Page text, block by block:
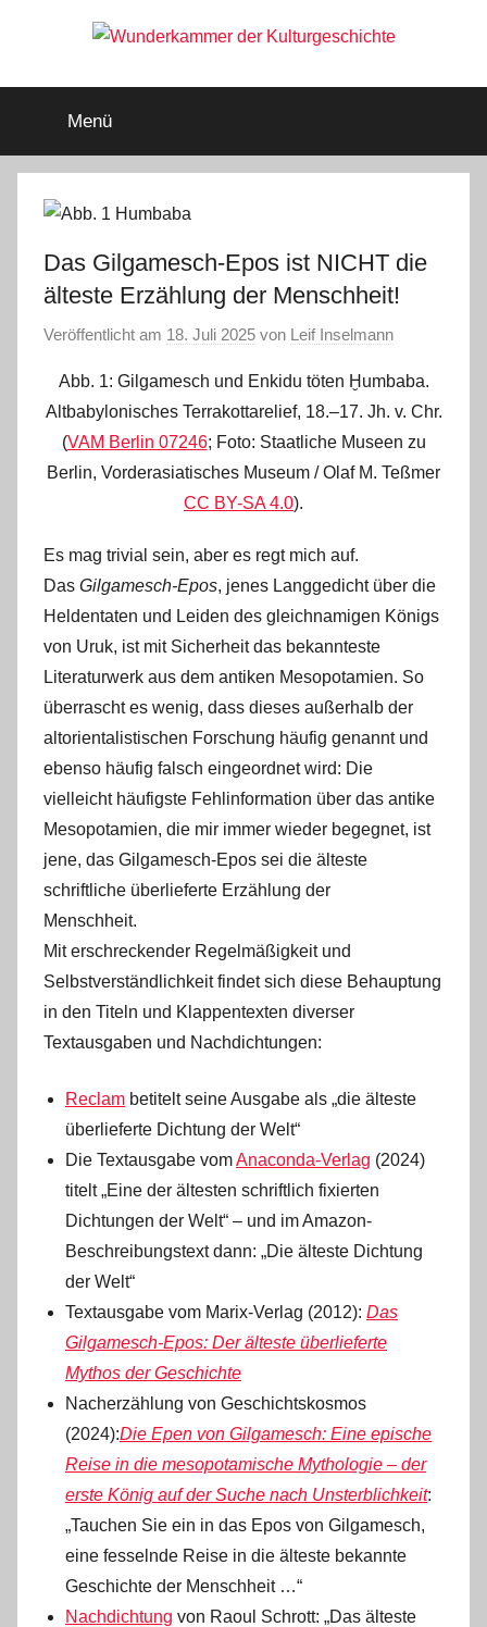
Wunderkammer
der
Kulturgeschichte
Geschichte
&
Archäologie
Menü
Das Gilgamesch-Epos ist NICHT die
älteste Erzählung der Menschheit!
Veröffentlicht am 18. Juli 2025 von Leif Inselmann
Abb. 1: Gilgamesch und Enkidu töten Ḫumbaba.
Altbabylonisches Terrakottarelief, 18.‒17. Jh. v. Chr.
(VAM Berlin 07246; Foto: Staatliche Museen zu
Berlin, Vorderasiatisches Museum / Olaf M. Teßmer
CC BY-SA 4.0).
Es mag trivial sein, aber es regt mich auf.
Das Gilgamesch-Epos, jenes Langgedicht über die
Heldentaten und Leiden des gleichnamigen Königs
von Uruk, ist mit Sicherheit das bekannteste
Literaturwerk aus dem antiken Mesopotamien. So
überrascht es wenig, dass dieses außerhalb der
altorientalistischen Forschung häufig genannt und
ebenso häufig falsch eingeordnet wird: Die
vielleicht häufigste Fehlinformation über das antike
Mesopotamien, die mir immer wieder begegnet, ist
jene, das Gilgamesch-Epos sei die älteste
schriftliche überlieferte Erzählung der
Menschheit.
Mit erschreckender Regelmäßigkeit und
Selbstverständlichkeit findet sich diese Behauptung
in den Titeln und Klappentexten diverser
Textausgaben und Nachdichtungen:
Reclam betitelt seine Ausgabe als „die älteste
überlieferte Dichtung der Welt“
Die Textausgabe vomAnaconda-Verlag (2024)
titelt „Eine der ältesten schriftlich fixierten
Dichtungen der Welt“ – und im Amazon-
Beschreibungstext dann: „Die älteste Dichtung
der Welt“
Textausgabe vom Marix-Verlag (2012): Das
Gilgamesch-Epos: Der älteste überlieferte
Mythos der Geschichte
Nacherzählung von Geschichtskosmos
(2024):Die Epen von Gilgamesch: Eine epische
Reise in die mesopotamische Mythologie – der
erste König auf der Suche nach Unsterblichkeit:
„Tauchen Sie ein in das Epos von Gilgamesch,
eine fesselnde Reise in die älteste bekannte
Geschichte der Menschheit …“
Nachdichtung von Raoul Schrott: „Das älteste